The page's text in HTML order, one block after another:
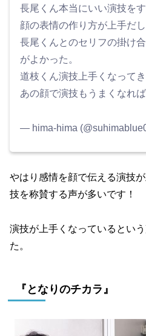
長尾くん本当にいい演技をす
顔の表情の作り方が上手だ
長尾くんとのセリフの掛け
がよかった。
道枝くん演技上手くなってき
あの顔で演技もうまくなれば
— hima-hima
やはり感情を顔で伝える演技
技を称賛する声が多いです！
演技が上手くなっているとい
た。
『となりのチカラ』